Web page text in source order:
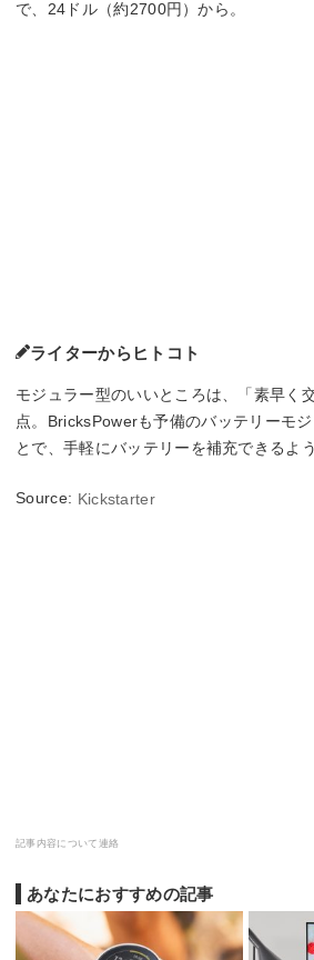
で、24ドル（約2700円）から。
ライターからヒトコト
モジュラー型のいいところは、「素早く
点。BricksPowerも予備のバッテリーモ
とで、手軽にバッテリーを補充できるよ
Source: Kickstarter
記事内容について連絡
あなたにおすすめの記事